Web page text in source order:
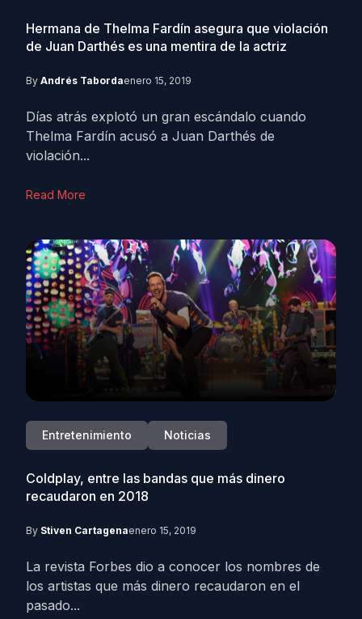
Hermana de Thelma Fardín asegura que violación
de Juan Darthés es una mentira de la actriz
By Andrés Tabordaenero 15, 2019
Días atrás explotó un gran escándalo cuando
Thelma Fardín acusó a Juan Darthés de
violación...
Read More
Entretenimiento Noticias
Coldplay, entre las bandas que más dinero
recaudaron en 2018
By Stiven Cartagenaenero 15, 2019
La revista Forbes dio a conocer los nombres de
los artistas que más dinero recaudaron en el
pasado...